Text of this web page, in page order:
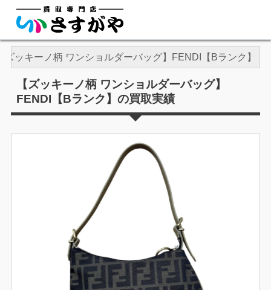
ズッキーノ柄 ワンショルダーバッグ】FENDI【Bランク】
【ズッキーノ柄 ワンショルダーバッグ】
FENDI【Bランク】の買取実績